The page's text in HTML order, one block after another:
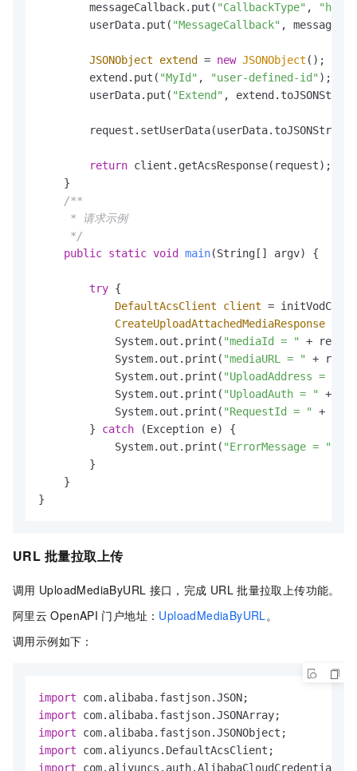
        messageCallback.put(
"CallbackType" ,
"http"
        userData.put(
"MessageCallback" ,
JSONObject extend = new JSONObject ();
        extend.put(
"MyId" , "user-defined-id" );
        userData.put(
"Extend" ,
return client.getAcsResponse(request);
    }
/**
     * 请求示例
     */
public static void main(String[] argv) {
try {
DefaultAcsClient
client =
CreateUploadAttachedMediaResponse
            System.out.print(
"mediaId = "
+
            System.out.print(
"mediaURL = "
+
            System.out.print(
"UploadAddress = "
            System.out.print(
"UploadAuth = "
+
            System.out.print(
"RequestId = "
+
        }
catch (Exception e) {
            System.out.print(
"ErrorMessage = "
        }
    }
}
URL 批量拉取上传
调用 UploadMediaByURL 接口，完成 URL 批量拉取上传功能。
阿里云 OpenAPI 门户地址： UploadMediaByURL。
调用示例如下：
import
import
import
import
import